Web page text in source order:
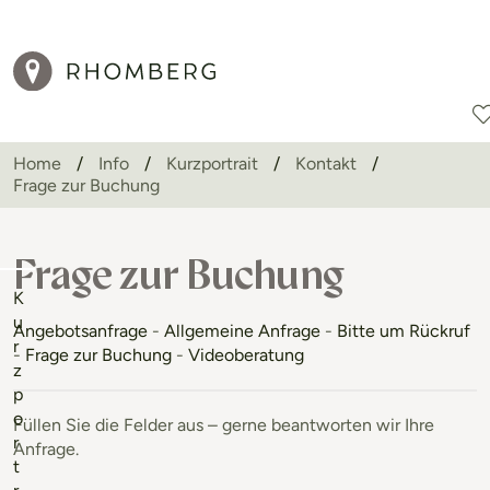
Home Info Kurzportrait
Kontakt
Frage zur Buchung
Frage zur Buchung
Angebotsanfrage - Allgemeine Anfrage - Bitte um Rückruf
- Frage zur Buchung - Videoberatung
Füllen Sie die Felder aus – gerne beantworten wir Ihre
Anfrage.
K
u
r
z
p
o
r
t